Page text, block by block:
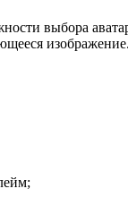
выбора
изображение.